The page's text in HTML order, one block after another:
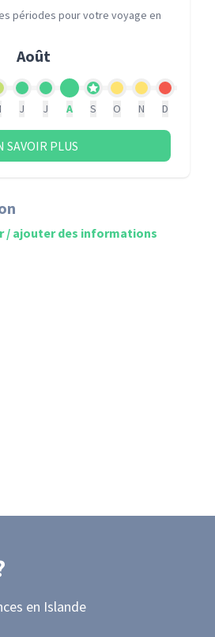
périodes pour votre voyageen
Août
J J A S O N D
SAVOIR PLUS
/ ajouter des informations
en Islande